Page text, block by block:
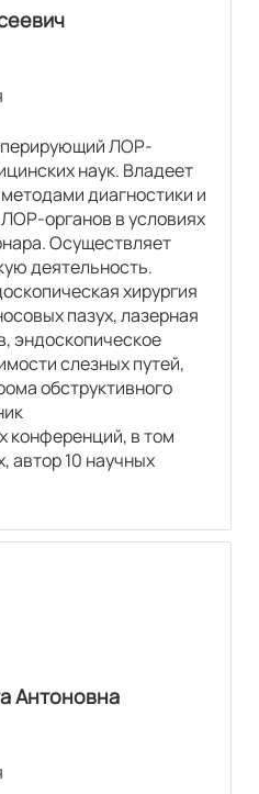
ЛОР-
наук. Владеет
диагностики и
органов в условиях
Осуществляет
деятельность.
хирургия
пазух, лазерная
эндоскопическое
слезных путей,
обструктивного
конференций, в том
автор 10 научных
Антоновна